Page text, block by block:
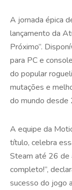
A jornada épica
lançamento da
Próximo”.
para PC e
do popular
mutações e
do mundo desde
A equipe da
título, celebra
Steam até 26 de
completo!”,
sucesso do jogo